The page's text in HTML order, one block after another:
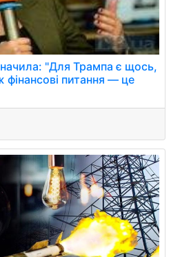
"Для Трампа є щось,
фінансові питання — це